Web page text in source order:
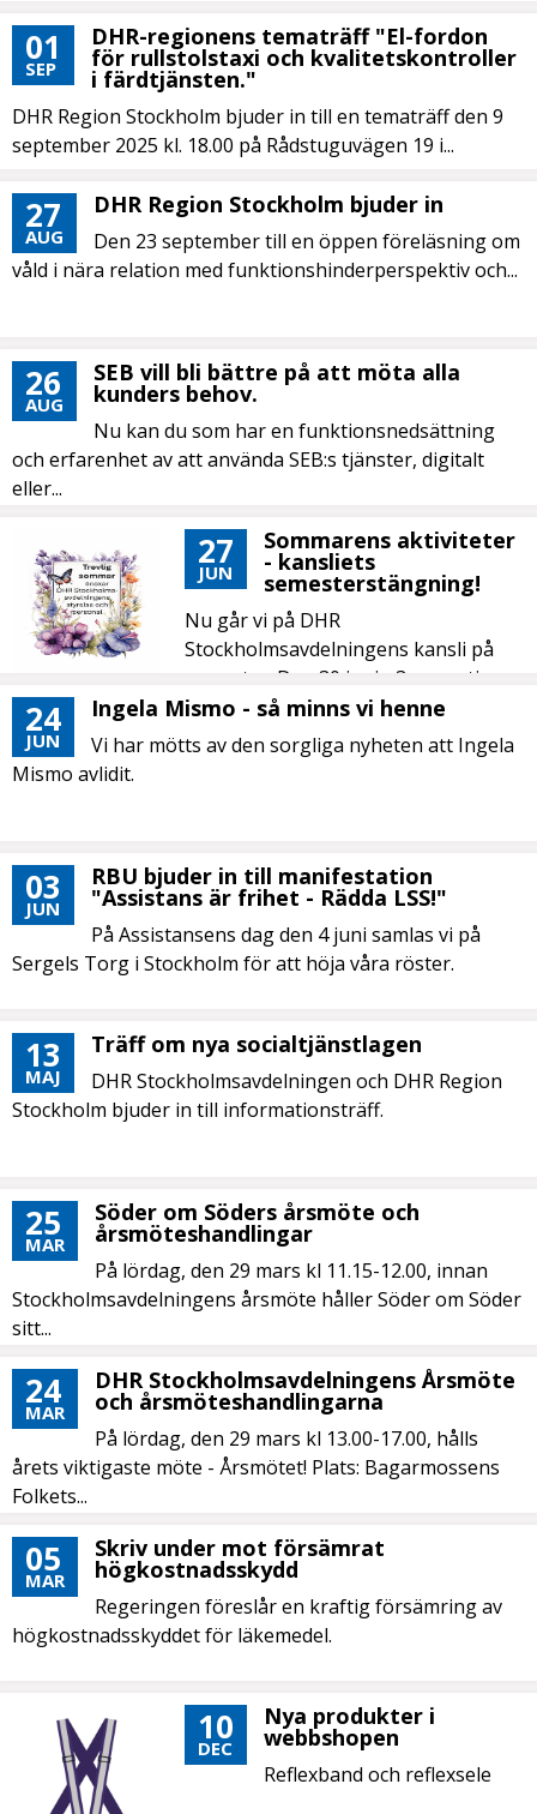
01
SEP
DHR-regionens tematräff "El-fordon
för rullstolstaxi och kvalitetskontroller
i färdtjänsten."
DHR Region Stockholm bjuder in till en tematräff den 9
september 2025 kl. 18.00 på Rådstuguvägen 19 i...
27
AUG
DHR Region Stockholm bjuder in
Den 23 september till en öppen föreläsning om
våld i nära relation med funktionshinderperspektiv och...
26
AUG
SEB vill bli bättre på att möta alla
kunders behov.
Nu kan du som har en funktionsnedsättning
och erfarenhet av att använda SEB:s tjänster, digitalt
eller...
27
JUN
Sommarens aktiviteter
- kansliets
semesterstängning!
Nu går vi på DHR
Stockholmsavdelningens kansli på
semester. Den 30 juni - 3 augusti
håller kansliet stängt....
24
JUN
Ingela Mismo - så minns vi henne
Vi har mötts av den sorgliga nyheten att Ingela
Mismo avlidit.
03
JUN
RBU bjuder in till manifestation
"Assistans är frihet - Rädda LSS!"
På Assistansens dag den 4 juni samlas vi på
Sergels Torg i Stockholm för att höja våra röster.
13
MAJ
Träff om nya socialtjänstlagen
DHR Stockholmsavdelningen och DHR Region
Stockholm bjuder in till informationsträff.
25
MAR
Söder om Söders årsmöte och
årsmöteshandlingar
På lördag, den 29 mars kl 11.15-12.00, innan
Stockholmsavdelningens årsmöte håller Söder om Söder
sitt...
24
MAR
DHR Stockholmsavdelningens Årsmöte
och årsmöteshandlingarna
På lördag, den 29 mars kl 13.00-17.00, hålls
årets viktigaste möte - Årsmötet! Plats: Bagarmossens
Folkets...
05
MAR
Skriv under mot försämrat
högkostnadsskydd
Regeringen föreslår en kraftig försämring av
högkostnadsskyddet för läkemedel.
10
DEC
Nya produkter i
webbshopen
Reflexband och reflexsele